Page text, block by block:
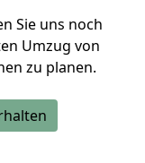
Sie uns noch
Umzug von
zu planen.